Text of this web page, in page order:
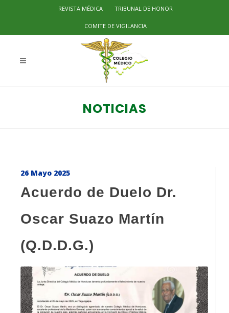
REVISTA MÉDICA TRIBUNAL DE HONOR
COMITE DE VIGILANCIA
NOTICIAS
26 Mayo 2025
Acuerdo de Duelo Dr.
Oscar Suazo Martín
(Q.D.D.G.)